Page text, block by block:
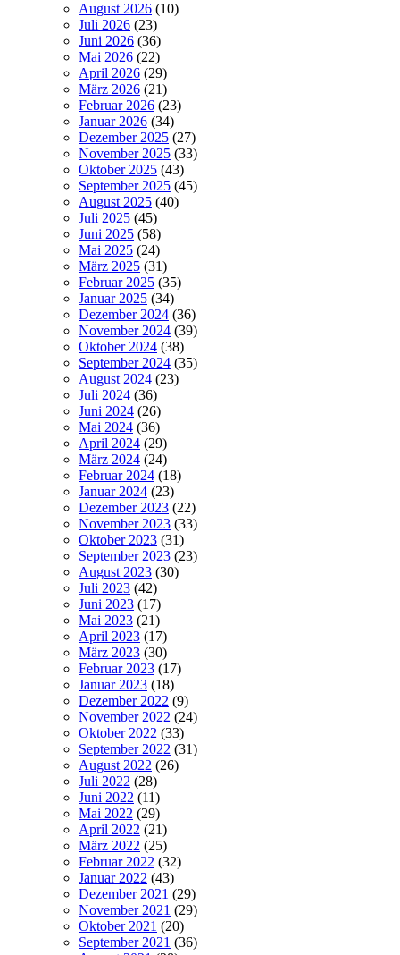
August 2026 (10)
Juli 2026 (23)
Juni 2026 (36)
Mai 2026 (22)
April 2026 (29)
März 2026 (21)
Februar 2026 (23)
Januar 2026 (34)
Dezember 2025 (27)
November 2025 (33)
Oktober 2025 (43)
September 2025 (45)
August 2025 (40)
Juli 2025 (45)
Juni 2025 (58)
Mai 2025 (24)
März 2025 (31)
Februar 2025 (35)
Januar 2025 (34)
Dezember 2024 (36)
November 2024 (39)
Oktober 2024 (38)
September 2024 (35)
August 2024 (23)
Juli 2024 (36)
Juni 2024 (26)
Mai 2024 (36)
April 2024 (29)
März 2024 (24)
Februar 2024 (18)
Januar 2024 (23)
Dezember 2023 (22)
November 2023 (33)
Oktober 2023 (31)
September 2023 (23)
August 2023 (30)
Juli 2023 (42)
Juni 2023 (17)
Mai 2023 (21)
April 2023 (17)
März 2023 (30)
Februar 2023 (17)
Januar 2023 (18)
Dezember 2022 (9)
November 2022 (24)
Oktober 2022 (33)
September 2022 (31)
August 2022 (26)
Juli 2022 (28)
Juni 2022 (11)
Mai 2022 (29)
April 2022 (21)
März 2022 (25)
Februar 2022 (32)
Januar 2022 (43)
Dezember 2021 (29)
November 2021 (29)
Oktober 2021 (20)
September 2021 (36)